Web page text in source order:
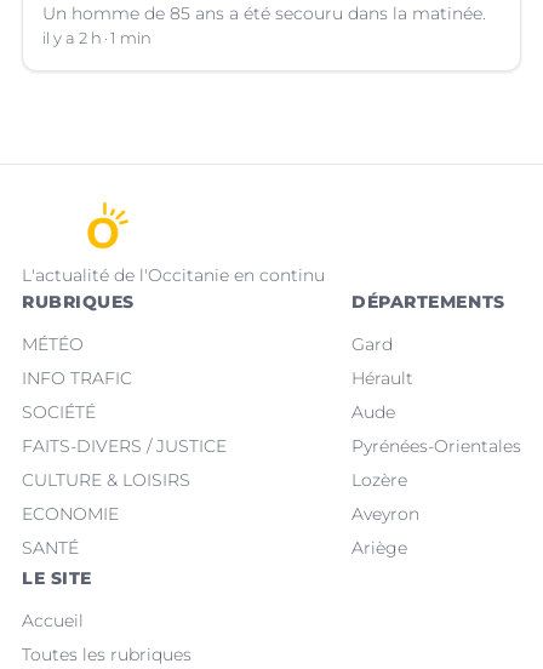
Un homme de 85 ans a été secouru dans la matinée.
il y a 2 h 1 min
L'actualité de l'Occitanie en continu
RUBRIQUES
MÉTÉO
INFO TRAFIC
SOCIÉTÉ
FAITS-DIVERS / JUSTICE
CULTURE & LOISIRS
ECONOMIE
SANTÉ
DÉPARTEMENTS
Gard
Hérault
Aude
Pyrénées-Orientales
Lozère
Aveyron
Ariège
LE SITE
Accueil
Toutes les rubriques